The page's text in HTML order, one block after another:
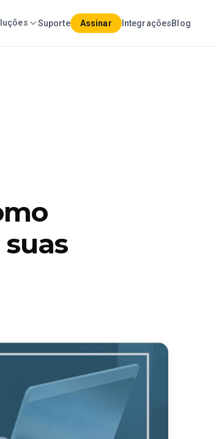
Suporte Assinar IntegraçõesBlog